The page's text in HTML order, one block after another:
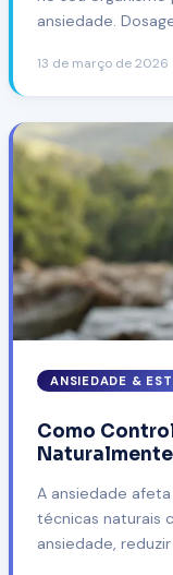
ansiedade.
13 de março de 2026
ANSIEDADE &
Como
A ansiedade
técnicas naturais
ansiedade,